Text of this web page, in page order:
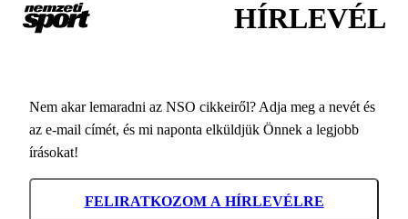
HÍRLEVÉL
Nem akar lemaradni az NSO cikkeiről? Adja meg a nevét és
az e-mail címét, és mi naponta elküldjük Önnek a legjobb
írásokat!
FELIRATKOZOM A HÍRLEVÉLRE